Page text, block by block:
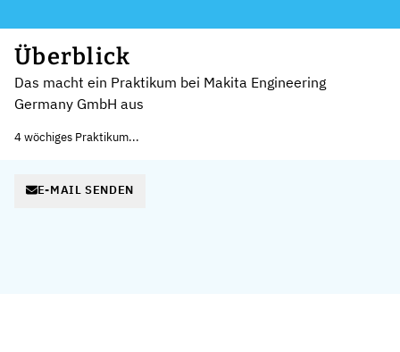
Überblick
Das macht ein Praktikum bei Makita Engineering
Germany GmbH aus
4 wöchiges Praktikum...
E-MAIL SENDEN